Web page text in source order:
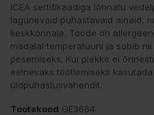
ICEA sertifikaadiga lõhnatu
lagunevaid puhastavaid aineid,
keskkonnale. Toode on
madalal temperatuuril ja sobib
pesemiseks. Kui plekke ei
eelnevaks töötlemiseks
üldpuhastusvahendit.
Tootekood GE3664